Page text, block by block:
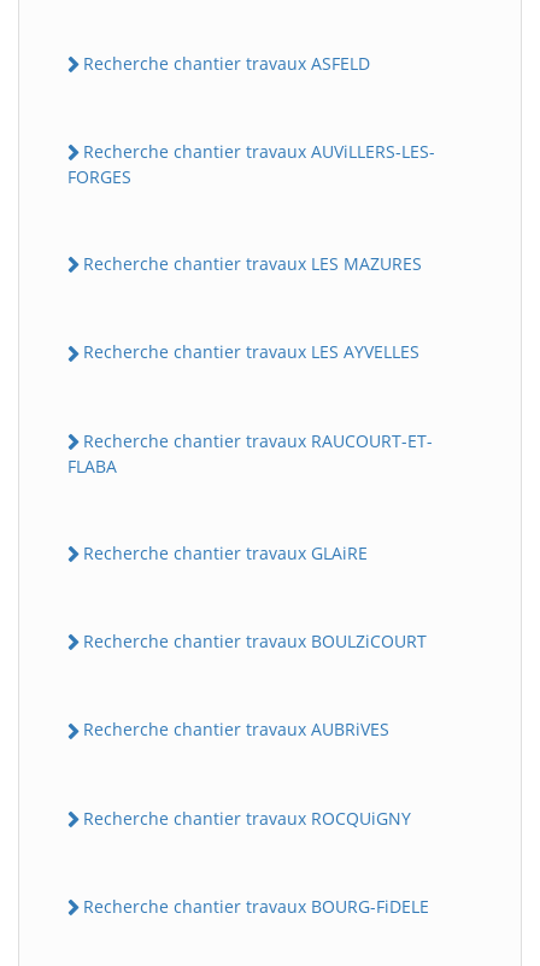
Recherche chantier travaux ASFELD
Recherche chantier travaux AUViLLERS-LES-
FORGES
Recherche chantier travaux LES MAZURES
Recherche chantier travaux LES AYVELLES
Recherche chantier travaux RAUCOURT-ET-
FLABA
Recherche chantier travaux GLAiRE
Recherche chantier travaux BOULZiCOURT
Recherche chantier travaux AUBRiVES
Recherche chantier travaux ROCQUiGNY
Recherche chantier travaux BOURG-FiDELE